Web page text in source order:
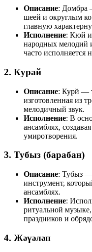
Описание: Домбра
шеей и округлым
главную
Исполнение: Кюй
народных мелодий
часто исполняется
2. Курай
Описание: Курй —
изготовленная из
мелодичный звук.
Исполнение: В
ансамблях,
умиротворения.
3. Тубыз (барабан)
Описание: Тубыз
инструмент,
ансамблях.
Исполнение:
ритуальной
праздников и
4. Жәүәләп